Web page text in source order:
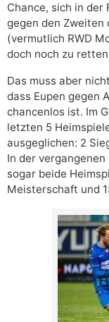
Chance, sich in der
gegen den Zweiten
(vermutlich RWD
doch noch zu
Das muss aber
dass Eupen gegen
chancenlos ist. Im
letzten 5
ausgeglichen: 2
In der
sogar beide
Meisterschaft und